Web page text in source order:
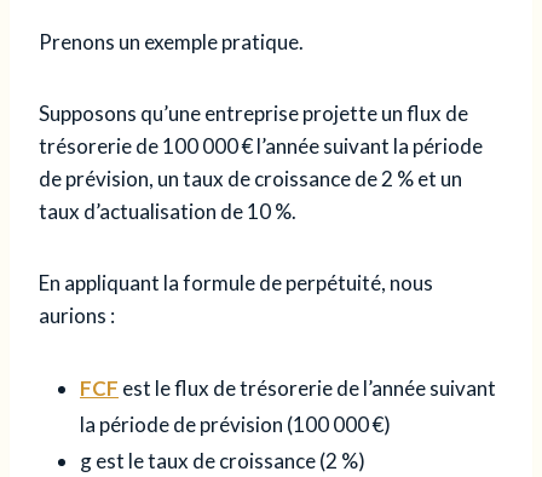
Prenons un exemple pratique.
Supposons qu’une entreprise projette un flux de
trésorerie de 100 000 € l’année suivant la période
de prévision, un taux de croissance de 2 % et un
taux d’actualisation de 10 %.
En appliquant la formule de perpétuité, nous
aurions :
FCF est le flux de trésorerie de l’année suivant
la période de prévision (100 000 €)
g est le taux de croissance (2 %)